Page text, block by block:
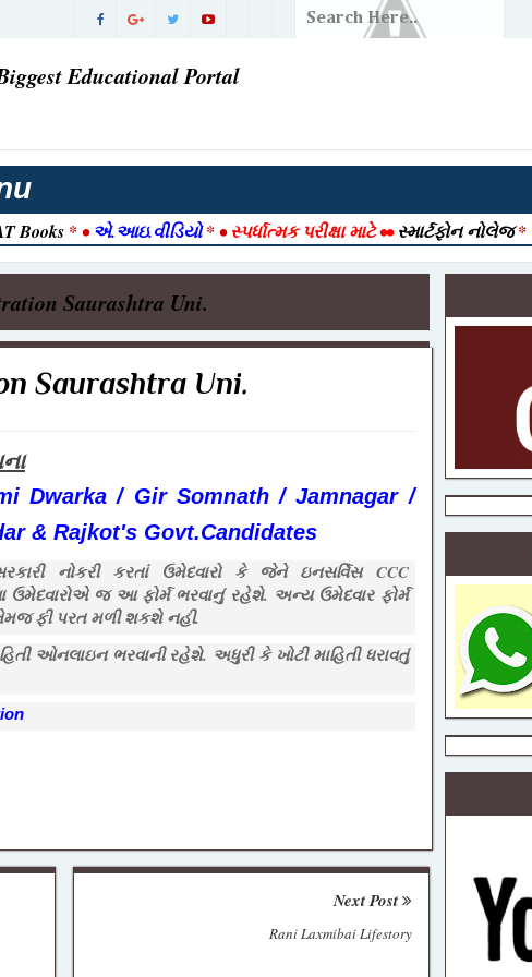
|
ગઈ
2026
આવી ગઈ
) ભરતી
2025
ભરતી
PDF
Educational Portal
Books * •એ.આઇ.વીડિયો* •સ્પર્ધાત્મક પરીક્ષા માટે••સ્માર્ટફોન નોલેજ*
Saurashtra Uni.
Saurashtra Uni.
Dwarka / Gir Somnath / Jamnagar /
& Rajkot's Govt.Candidates
સરકારી નોકરી કરતાં ઉમેદવારો કે જેને ઇનસર્વિસ CCC
ઉમેદવારોએ જ આ ફોર્મ ભરવાનું રહેશે. અન્ય ઉમેદવાર ફોર્મ
ફી પરત મળી શકશે નહી.
ઓનલાઇન ભરવાની રહેશે. અધુરી કે ખોટી માહિતી ધરાવતું
Next Post
Rani Laxmibai Lifestory